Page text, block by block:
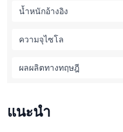
น้ำหนักอ้างอิง
ความจุไซโล
ผลผลิตทางทฤษฎี
แนะนำ